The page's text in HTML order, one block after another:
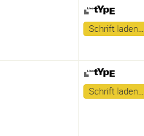
Schrift laden…
Schrift laden…